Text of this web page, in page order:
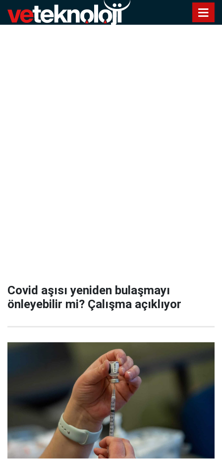
Covid aşısı yeniden bulaşmayı
önleyebilir mi? Çalışma açıklıyor